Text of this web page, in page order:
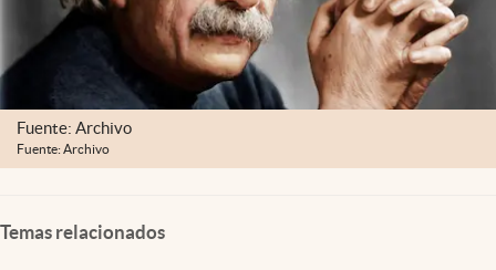
Fuente: Archivo
Fuente: Archivo
Temas relacionados